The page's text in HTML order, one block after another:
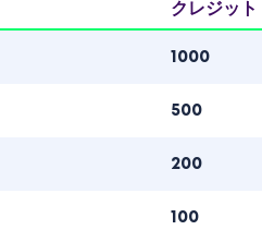
クレジット
1000
500
200
100